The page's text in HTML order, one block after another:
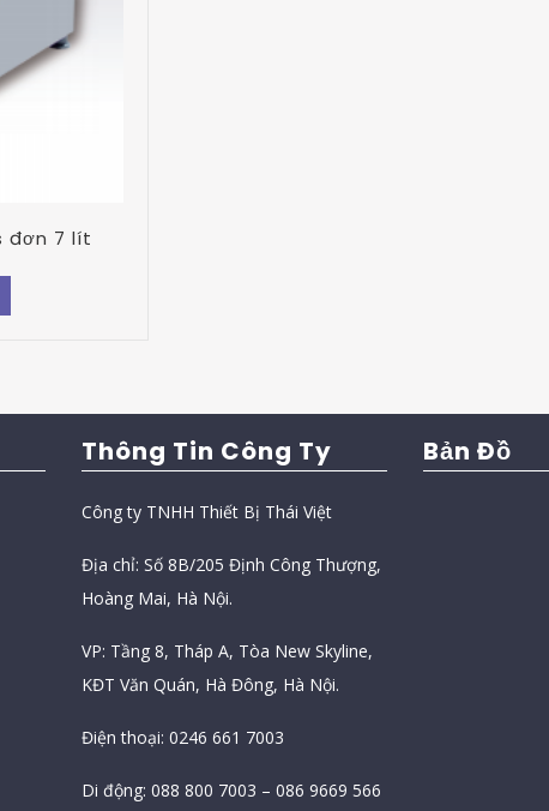
đơn 7 lít
Thông Tin Công Ty
Công ty TNHH Thiết Bị Thái Việt
Địa chỉ: Số 8B/205 Định Công Thượng,
Hoàng Mai, Hà Nội.
VP: Tầng 8, Tháp A, Tòa New Skyline,
KĐT Văn Quán, Hà Đông, Hà Nội.
Điện thoại: 0246 661 7003
Di động: 088 800 7003 – 086 9669 566
Bản Đồ